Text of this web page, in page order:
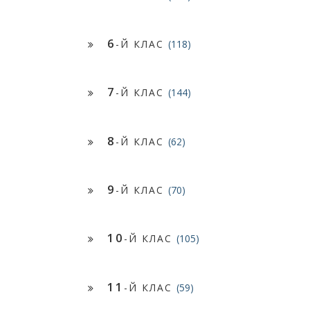
6 -Й КЛАС (118)
7 -Й КЛАС (144)
8 -Й КЛАС (62)
9 -Й КЛАС (70)
10 -Й КЛАС (105)
11 -Й КЛАС (59)